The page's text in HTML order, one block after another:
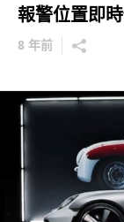
報警位置即
8 年前